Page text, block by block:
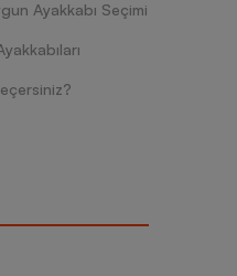
Ayakkabı Seçimi